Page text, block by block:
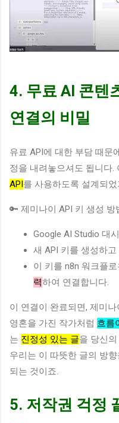
4. 무료 AI 콘텐
연결의 비밀
유료 API에 대한 부담 때문
정을 내려놓으셔도 됩니다.
API를 사용하도록 설계되었
🔑 제미나이 API 키 생성 방
Google AI Studio 대
새 API 키를 생성하고
이 키를 n8n 워크플
력하여 연결합니다.
이 연결이 완료되면, 제미
영혼을 가진 작가처럼 흐름
는 진정성 있는 글을 당신
우리는 이 따뜻한 글의 방
되는 것이죠.
5. 저작권 걱정